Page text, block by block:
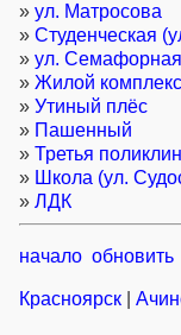
» ул. Матросова
» Студенческая
» ул. Семафорная
» Жилой
» Утиный плёс
» Пашенный
» Третья
» Школа (ул.
» ЛДК
начало обновить
Красноярск